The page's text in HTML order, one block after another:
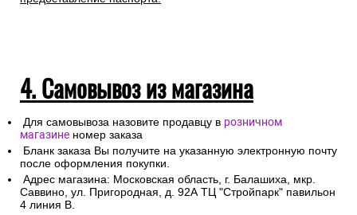
4. Самовывоз из магазина
Для самовывоза назовите продавцу в розничном
магазине номер заказа
Бланк заказа Вы получите на указанную электронную почту
после оформления покупки.
Адрес магазина: Московская область, г. Балашиха, мкр.
Саввино, ул. Пригородная, д. 92А ТЦ "Стройпарк" павильон
4 линия В.